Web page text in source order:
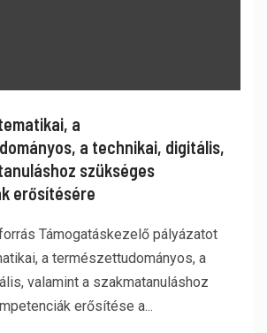
a
a technikai, digitális,
szükséges
erősítésére
Támogatáskezelő pályázatot
a természettudományos, a
valamint a szakmatanuláshoz
erősítése a...